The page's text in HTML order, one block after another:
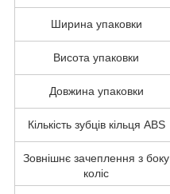
Ширина упаковки
Висота упаковки
Довжина упаковки
Кількість зубців кільця ABS
Зовнішнє зачеплення з боку
коліс